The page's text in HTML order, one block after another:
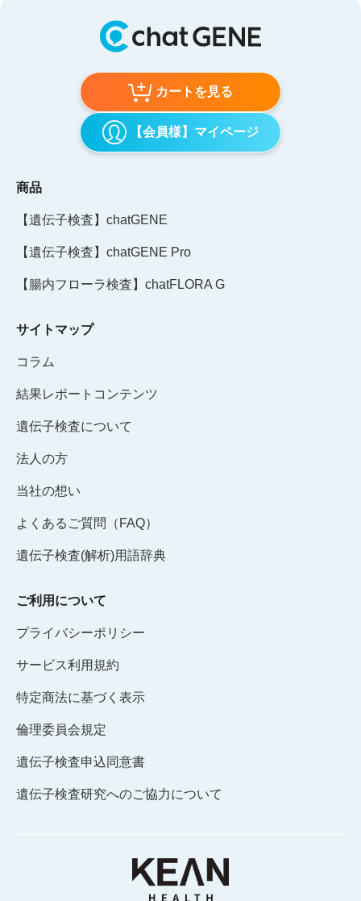
カートを見る
【会員様】マイページ
商品
【遺伝子検査】chatGENE
【遺伝子検査】chatGENE Pro
【腸内フローラ検査】chatFLORA G
サイトマップ
コラム
結果レポートコンテンツ
遺伝子検査について
法人の方
当社の想い
よくあるご質問（FAQ）
遺伝子検査(解析)用語辞典
ご利用について
プライバシーポリシー
サービス利用規約
特定商法に基づく表示
倫理委員会規定
遺伝子検査申込同意書
遺伝子検査研究へのご協力について